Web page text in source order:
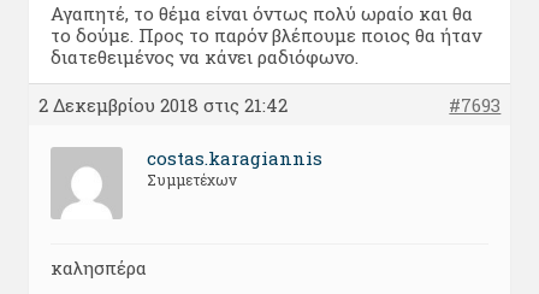
Αγαπητέ, το θέμα είναι όντως πολύ ωραίο και θα
το δούμε. Προς το παρόν βλέπουμε ποιος θα ήταν
διατεθειμένος να κάνει ραδιόφωνο.
2 Δεκεμβρίου 2018 στις 21:42
#7693
costas.karagiannis
Συμμετέχων
καλησπέρα